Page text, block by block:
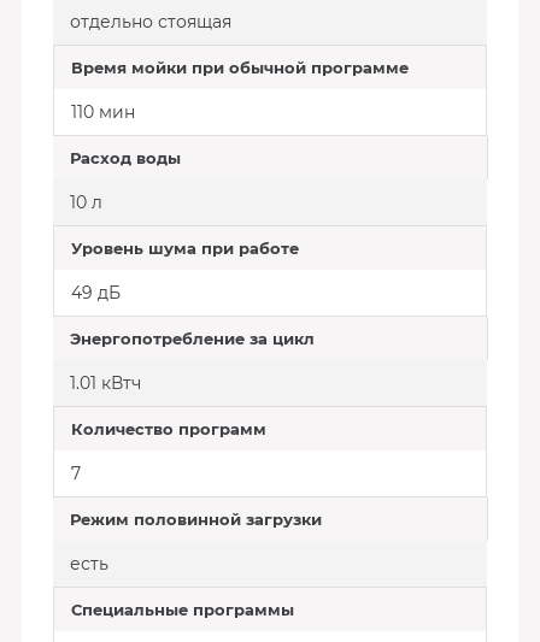
отдельно стоящая
Время мойки при обычной программе
110 мин
Расход воды
10 л
Уровень шума при работе
49 дБ
Энергопотребление за цикл
1.01 кВтч
Количество программ
7
Режим половинной загрузки
есть
Специальные программы